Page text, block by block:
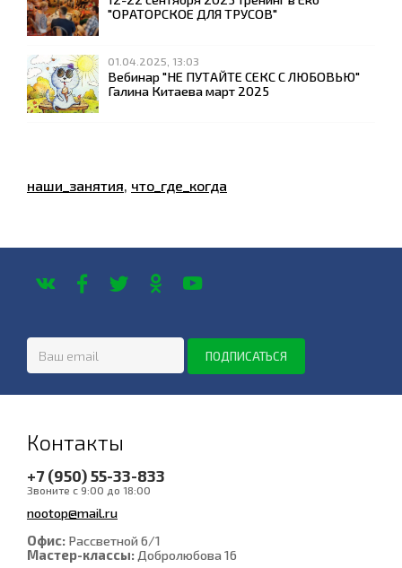
"ОРАТОРСКОЕ ДЛЯ ТРУСОВ"
01.04.2025, 13:03
Вебинар "НЕ ПУТАЙТЕ СЕКС С ЛЮБОВЬЮ"
Галина Китаева март 2025
наши_занятия что_где_когда
Контакты
+7 (950) 55-33-833
Звоните с 9:00 до 18:00
nootop@mail.ru
Офис: Рассветной 6/1
Мастер-классы: Добролюбова 16